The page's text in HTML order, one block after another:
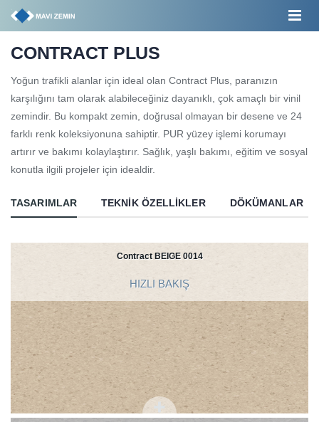
CONTRACT PLUS
Yoğun trafikli alanlar için ideal olan Contract Plus, paranızın
karşılığını tam olarak alabileceğiniz dayanıklı, çok amaçlı bir vinil
zemindir. Bu kompakt zemin, doğrusal olmayan bir desene ve 24
farklı renk koleksiyonuna sahiptir. PUR yüzey işlemi korumayı
artırır ve bakımı kolaylaştırır. Sağlık, yaşlı bakımı, eğitim ve sosyal
konutla ilgili projeler için idealdir.
TASARIMLAR TEKNIK ÖZELLIKLER DÖKÜMANLAR
Contract BEIGE 0014
HIZLI BAKIŞ